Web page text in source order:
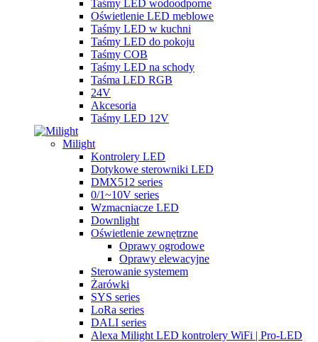
Taśmy LED wodoodporne
Oświetlenie LED meblowe
Taśmy LED w kuchni
Taśmy LED do pokoju
Taśmy COB
Taśmy LED na schody
Taśma LED RGB
24V
Akcesoria
Taśmy LED 12V
Milight
Kontrolery LED
Dotykowe sterowniki LED
DMX512 series
0/1~10V series
Wzmacniacze LED
Downlight
Oświetlenie zewnętrzne
Oprawy ogrodowe
Oprawy elewacyjne
Sterowanie systemem
Żarówki
SYS series
LoRa series
DALI series
Alexa Milight LED kontrolery WiFi | Pro-LED